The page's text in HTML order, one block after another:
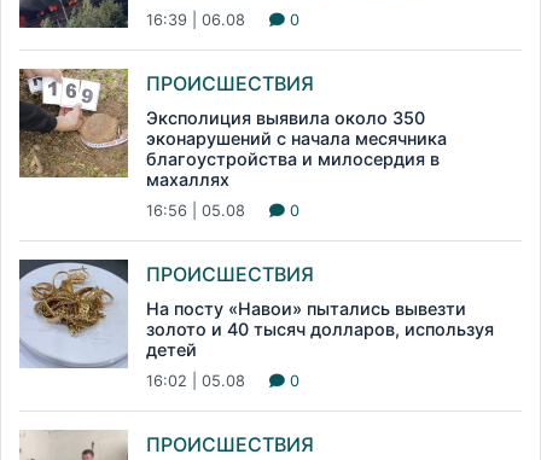
16:39 | 06.08 0
ПРОИСШЕСТВИЯ
Эксполиция выявила около 350
эконарушений с начала месячника
благоустройства и милосердия в
махаллях
16:56 | 05.08 0
ПРОИСШЕСТВИЯ
На посту «Навои» пытались вывезти
золото и 40 тысяч долларов, используя
детей
16:02 | 05.08 0
ПРОИСШЕСТВИЯ